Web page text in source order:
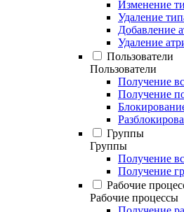
Изменение
Удаление
Добавление
Удаление
Пользователи
Пользователи
Получение
Получение
Группы
Группы
Получение
Получение
Рабочие
Рабочие процессы